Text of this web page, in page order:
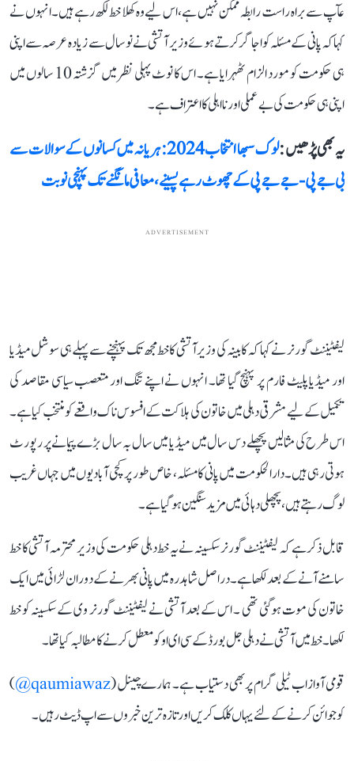
عآپ سے براہ راست رابطہ ممکن نہیں ہے، اس لیے وہ کھلا خط لکھ رہے ہیں۔ انہوں نے
کہا کہ پانی کے مسئلہ کو اجاگر کرتے ہوئے وزیر آتشی نے نو سال سے زیادہ عرصہ سے اپنی
ہی حکومت کو مورد الزام ٹھہرایا ہے۔ اس کا نوٹ پہلی نظر میں گزشتہ 10 سالوں میں
اپنی ہی حکومت کی بے عملی اور نااہلی کا اعتراف ہے۔
یہ بھی پڑھیں :
لوک سبھا انتخاب 2024: ہریانہ میں کسانوں کے سوالات سے
بی جے پی-جے جے پی کے چھوٹ رہے پسینے، معافی مانگنے تک پہنچی نوبت
ADVERTISEMENT
لیفٹیننٹ گورنر نے کہا کہ کابینہ کی وزیر آتشی کا خط مجھ تک پہنچنے سے پہلے ہی سوشل میڈیا
اور میڈیا پلیٹ فارم پر پہنچ گیا تھا۔ انہوں نے اپنے تنگ اور متعصب سیاسی مقاصد کی
تکمیل کے لیے مشرقی دہلی میں خاتون کی ہلاکت کے افسوس ناک واقعے کو منتخب کیاہے۔
اس طرح کی مثالیں پچھلے دس سال میں میڈیا میں سال بہ سال بڑے پیمانے پر رپورٹ
ہوتی رہی ہیں۔ دارالحکومت میں پانی کا مسئلہ، خاص طور پر کچی آبادیوں میں جہاں غریب
لوگ رہتے ہیں، پچھلی دہائی میں مزید سنگین ہو گیا ہے۔
قابل ذکر ہے کہ لیفٹیننٹ گورنر سکسینہ نے یہ خط دہلی حکومت کی وزیر محترمہ آتشی کا خط
سامنے آنے کے بعد لکھا ہے۔ دراصل شاہدرہ میں پانی بھرنے کے دوران لڑائی میں ایک
خاتون کی موت ہوگئی تھی ۔ اس کے بعد آتشی نے لیفٹیننٹ گورنر وی کے سکسینہ کو خط
لکھا۔ خط میں آتشی نے دہلی جل بورڈ کے سی ای او کو معطل کرنے کا مطالبہ کیا تھا۔
قومی آواز اب ٹیلی گرام پر بھی دستیاب ہے۔ ہمارے چینل (qaumiawaz@
)
کو جوائن کرنے کے لئے یہاں کلک کریں اور تازہ ترین خبروں سے اپ ڈیٹ رہیں۔